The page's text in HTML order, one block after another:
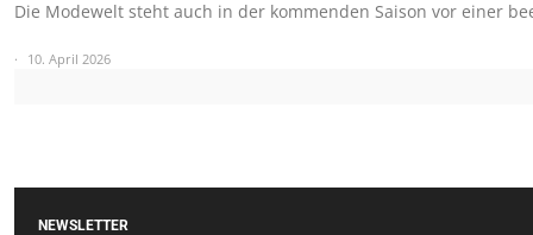
Die Modewelt steht auch in der kommenden Saison vor einer
10. April 2026
NEWSLETTER